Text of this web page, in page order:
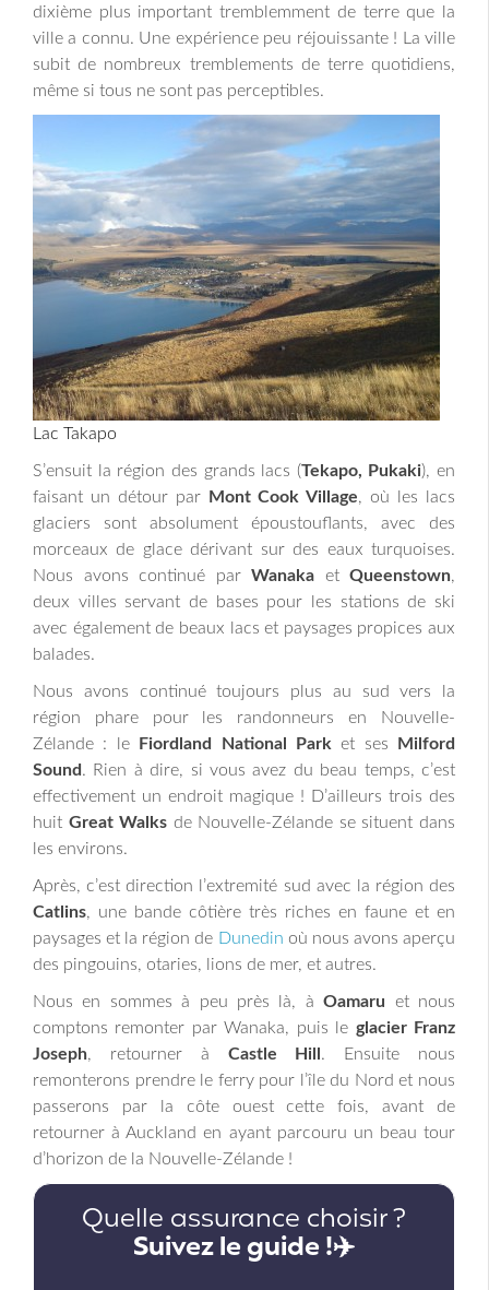
dixième plus important tremblemment de terre que la
ville a connu. Une expérience peu réjouissante ! La ville
subit de nombreux tremblements de terre quotidiens,
même si tous ne sont pas perceptibles.
Lac Takapo
S’ensuit la région des grands lacs (Tekapo, Pukaki), en
faisant un détour par
Mont Cook Village, où les lacs
glaciers sont absolument époustouflants, avec des
morceaux de glace dérivant sur des eaux turquoises.
Nous avons continué par Wanaka et Queenstown,
deux villes servant de bases pour les stations de ski
avec également de beaux lacs et paysages propices aux
balades.
Nous avons continué toujours plus au sud vers la
région phare pour les randonneurs en Nouvelle-
Zélande : le
Fiordland National Park et ses
Milford
Sound . Rien à dire, si vous avez du beau temps, c’est
effectivement un endroit magique ! D’ailleurs trois des
huit Great Walks de Nouvelle-Zélande se situent dans
les environs.
Après, c’est direction l’extremité sud avec la région des
Catlins, une bande côtière très riches en faune et en
paysages et la région de Dunedin où nous avons aperçu
des pingouins, otaries, lions de mer, et autres.
Nous en sommes à peu près là, àOamaru et nous
comptons remonter par Wanaka, puis le glacier Franz
Joseph, retourner à Castle Hill . Ensuite nous
remonterons prendre le ferry pour l’île du Nord et nous
passerons par la côte ouest cette fois, avant de
retourner à Auckland en ayant parcouru un beau tour
d’horizon de la Nouvelle-Zélande !